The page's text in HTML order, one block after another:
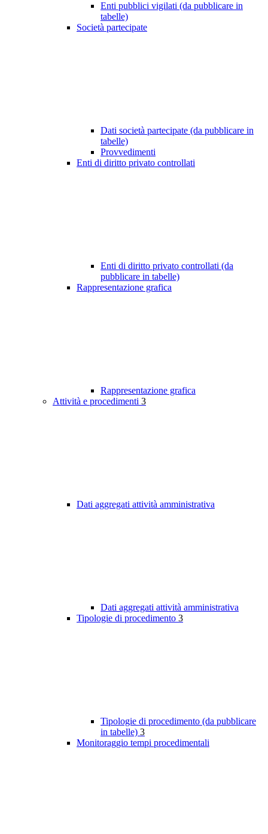
Enti pubblici vigilati (da pubblicare in
tabelle)
Società partecipate
Dati società partecipate (da pubblicare in
tabelle)
Provvedimenti
Enti di diritto privato controllati
Enti di diritto privato controllati (da
pubblicare in tabelle)
Rappresentazione grafica
Rappresentazione grafica
Attività e procedimenti 3
Dati aggregati attività amministrativa
Dati aggregati attività amministrativa
Tipologie di procedimento 3
Tipologie di procedimento (da pubblicare
in tabelle) 3
Monitoraggio tempi procedimentali